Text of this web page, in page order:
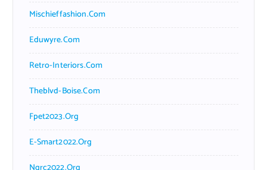
Mischieffashion.com
Eduwyre.com
Retro-Interiors.com
Theblvd-Boise.com
Fpet2023.org
E-Smart2022.org